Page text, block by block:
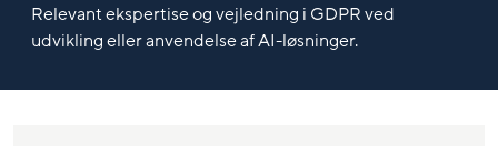
Relevant ekspertise og vejledning i GDPR ved
udvikling eller anvendelse af AI-løsninger.